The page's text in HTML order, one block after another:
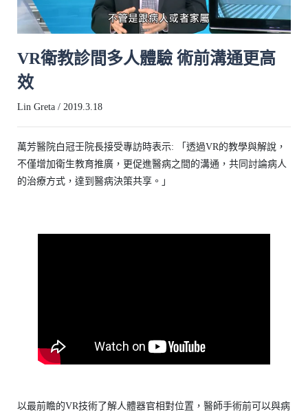
VR衛教診間多人體驗 術前溝通更高
效
Lin Greta / 2019.3.18
萬芳醫院白冠壬院長接受專訪時表示: 「透過VR的教學與解說，
不僅增加衛生教育推廣，更促進醫病之間的溝通，共同討論病人
的治療方式，達到醫病決策共享。」
以最前瞻的VR技術了解人體器官相對位置，醫師手術前可以與病